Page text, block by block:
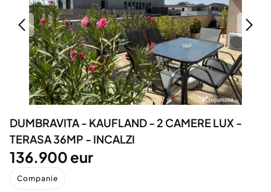
Servicii
Animale de companie
Afaceri și echipamente profesionale
Inchiriere Bunuri si Vehicule
Utilaje agricole si industriale
Piese auto si accesorii
Dacia Duster
DUMBRAVITA - KAUFLAND - 2 CAMERE LUX -
TERASA 36MP - INCALZI
136.900 eur
Companie